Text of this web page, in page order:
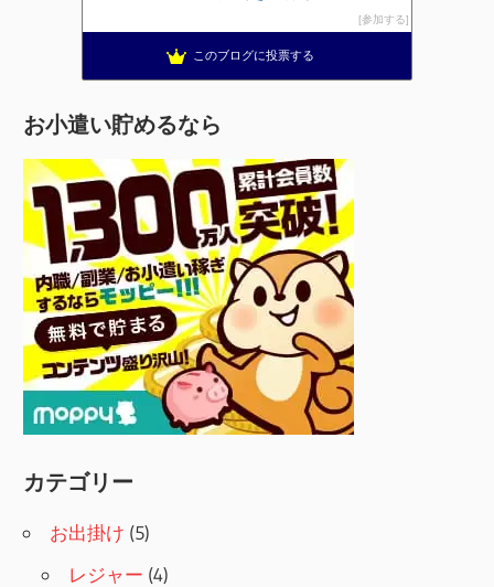
参加する
このブログに投票する
お小遣い貯めるなら
カテゴリー
お出掛け (5)
レジャー (4)